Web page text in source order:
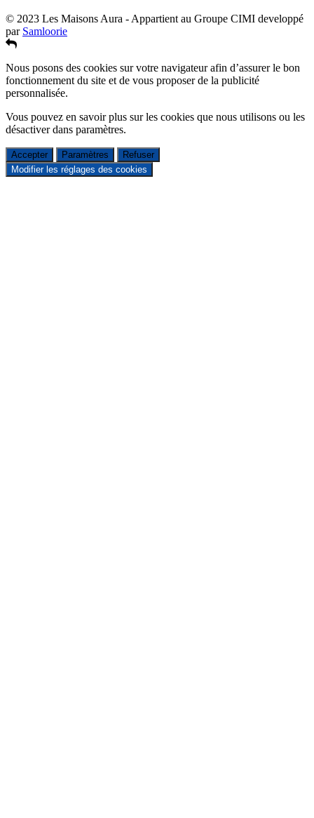
© 2023 Les Maisons Aura - Appartient au Groupe CIMI developpé
par Samloorie
Nous posons des cookies sur votre navigateur afin d’assurer le bon
fonctionnement du site et de vous proposer de la publicité
personnalisée.
Vous pouvez en savoir plus sur les cookies que nous utilisons ou les
désactiver dans paramètres.
Accepter Paramètres
Refuser
Modifier les réglages des cookies